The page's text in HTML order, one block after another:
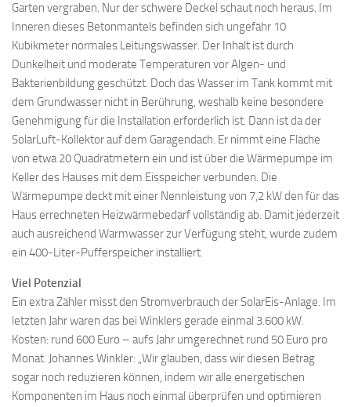
Garten vergraben. Nur der schwere Deckel schaut noch heraus. Im
Inneren dieses Betonmantels befinden sich ungefähr 10
Kubikmeter normales Leitungswasser. Der Inhalt ist durch
Dunkelheit und moderate Temperaturen vor Algen- und
Bakterienbildung geschützt. Doch das Wasser im Tank kommt mit
dem Grundwasser nicht in Berührung, weshalb keine besondere
Genehmigung für die Installation erforderlich ist. Dann ist da der
SolarLuft-Kollektor auf dem Garagendach. Er nimmt eine Fläche
von etwa 20 Quadratmetern ein und ist über die Wärmepumpe im
Keller des Hauses mit dem Eisspeicher verbunden. Die
Wärmepumpe deckt mit einer Nennleistung von 7,2 kW den für das
Haus errechneten Heizwärmebedarf vollständig ab. Damit jederzeit
auch ausreichend Warmwasser zur Verfügung steht, wurde zudem
ein 400-Liter-Pufferspeicher installiert.
Viel Potenzial
Ein extra Zähler misst den Stromverbrauch der SolarEis-Anlage. Im
letzten Jahr waren das bei Winklers gerade einmal 3.600 kW.
Kosten: rund 600 Euro – aufs Jahr umgerechnet rund 50 Euro pro
Monat. Johannes Winkler: „Wir glauben, dass wir diesen Betrag
sogar noch reduzieren können, indem wir alle energetischen
Komponenten im Haus noch einmal überprüfen und optimieren